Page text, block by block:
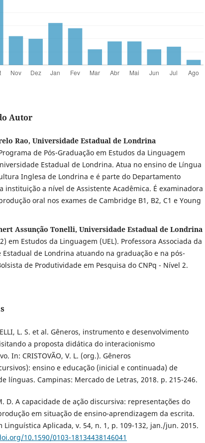
Autor
Rao, Universidade Estadual de Londrina
de Pós-Graduação em Estudos da Linguagem
Estadual de Londrina. Atua no ensino de Língua
Inglesa de Londrina e é parte do Departamento
instituição a nível de Assistente Acadêmica. É examinadora
oral nos exames de Cambridge B1, B2, C1 e Young
Assunção Tonelli, Universidade Estadual de Londrina
em Estudos da Linguagem (UEL). Professora Associada da
Estadual de Londrina atuando na graduação e na pós-
de Produtividade em Pesquisa do CNPq - Nível 2.
L. S. et al. Gêneros, instrumento e desenvolvimento
a proposta didática do interacionismo
In: CRISTOVÃO, V. L. (org.). Gêneros
ensino e educação (inicial e continuada) de
línguas. Campinas: Mercado de Letras, 2018. p. 215-246.
D. A capacidade de ação discursiva: representações do
em situação de ensino-aprendizagem da escrita.
Linguística Aplicada, v. 54, n. 1, p. 109-132, jan./jun. 2015.
10.1590/0103-18134438146041